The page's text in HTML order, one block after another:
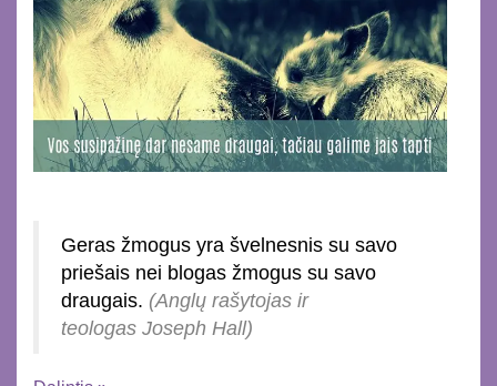
Geras žmogus yra švelnesnis su savo
priešais nei blogas žmogus su savo
draugais. (Anglų rašytojas ir
teologas Joseph Hall)